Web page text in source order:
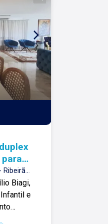
dias
a
a força
é sua
Preto!
Ribeirão
Biagi,
Infantil e